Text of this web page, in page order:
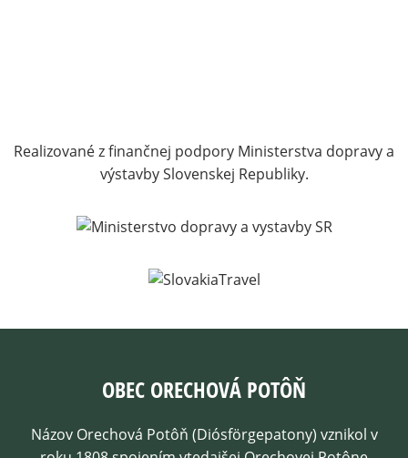
Realizované z finančnej podpory Ministerstva dopravy a
výstavby Slovenskej Republiky.
OBEC ORECHOVÁ POTÔŇ
Názov Orechová Potôň (Diósförgepatony) vznikol v